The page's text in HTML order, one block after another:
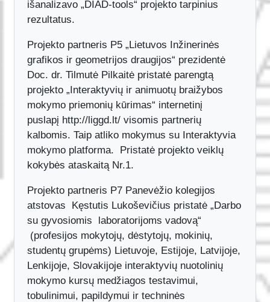
išanalizavo „DIAD-tools“ projekto tarpinius
Projekto partneris P5 „Lietuvos Inžinerinės
grafikos ir geometrijos draugijos“ prezidentė
Doc. dr. Tilmutė Pilkaitė pristatė parengtą
projekto „Interaktyvių ir animuotų braižybos
mokymo priemonių kūrimas“ internetinį
puslapį http://liggd.lt/ visomis partnerių
kalbomis. Taip atliko mokymus su Interaktyvia
mokymo platforma. Pristatė projekto veiklų
Projekto partneris P7 Panevėžio kolegijos
atstovas Kęstutis Lukoševičius pristatė „Darbo
su gyvosiomis laboratorijoms vadovą“
(profesijos mokytojų, dėstytojų, mokinių,
studentų grupėms) Lietuvoje, Estijoje, Latvijoje,
Lenkijoje, Slovakijoje interaktyvių nuotolinių
mokymo kursų medžiagos testavimui,